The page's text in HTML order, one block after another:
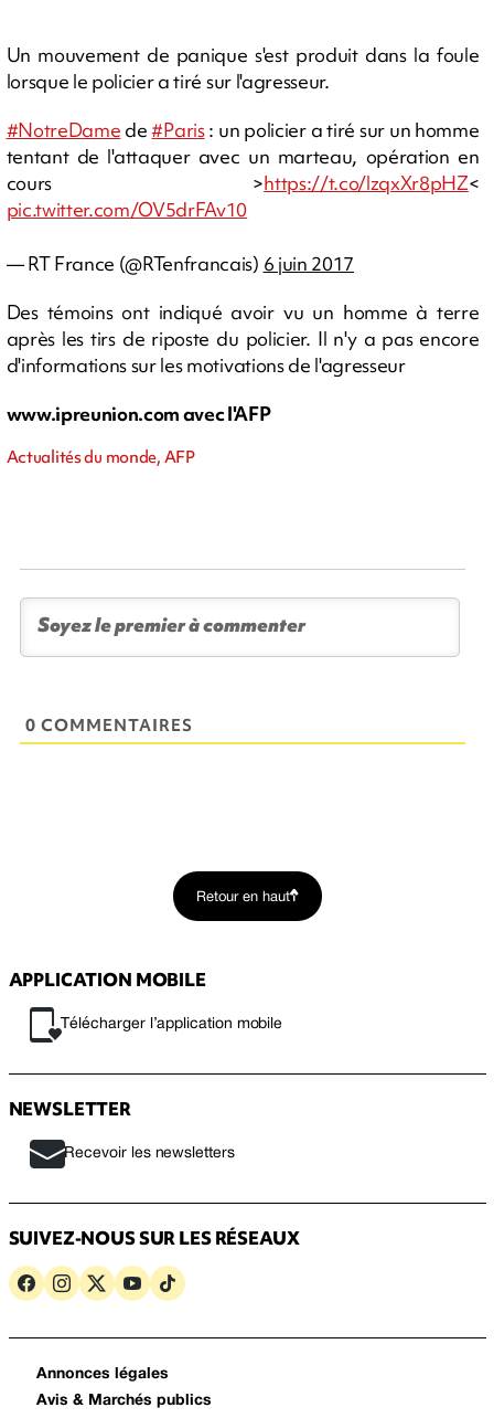
Un mouvement de panique s'est produit dans la foule
lorsque le policier a tiré sur l'agresseur.
#NotreDame de#Paris: un policier a tiré sur un homme
tentant de l'attaquer avec un marteau, opération en
cours >https://t.co/lzqxXr8pHZ<
pic.twitter.com/OV5drFAv10
— RT France (@RTenfrancais) 6 juin 2017
Des témoins ont indiqué avoir vu un homme à terre
après les tirs de riposte du policier. Il n'y a pas encore
d'informations sur les motivations de l'agresseur
www.ipreunion.com avec l'AFP
Actualités du monde, AFP
0 COMMENTAIRES
Retour en haut
APPLICATION MOBILE
Télécharger l’application mobile
NEWSLETTER
Recevoir les newsletters
SUIVEZ-NOUS SUR LES RÉSEAUX
Annonces légales
Avis & Marchés publics